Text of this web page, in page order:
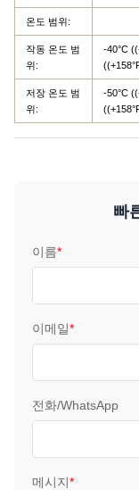
온도 범위:
작동 온도 범
위:
-40°C
저장 온도 범
위:
-50°C
빠
이름*
이메일*
전화/WhatsApp
메시지*